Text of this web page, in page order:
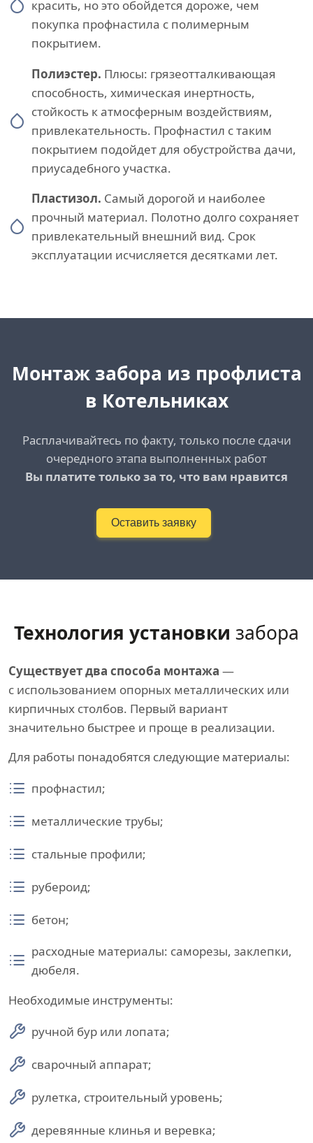
красить, но это обойдется дороже, чем
покупка профнастила с полимерным
покрытием.
Полиэстер. Плюсы: грязеотталкивающая
способность, химическая инертность,
стойкость к атмосферным воздействиям,
привлекательность. Профнастил с таким
покрытием подойдет для обустройства дачи,
приусадебного участка.
Пластизол. Самый дорогой и наиболее
прочный материал. Полотно долго сохраняет
привлекательный внешний вид. Срок
эксплуатации исчисляется десятками лет.
Монтаж забора из профлиста
в Котельниках
Расплачивайтесь по факту, только после сдачи
очередного этапа выполненных работ
Вы платите только за то, что вам нравится
Оставить заявку
Технология установки забора
Существует два способа монтажа —
с использованием опорных металлических или
кирпичных столбов. Первый вариант
значительно быстрее и проще в реализации.
Для работы понадобятся следующие материалы:
профнастил;
металлические трубы;
стальные профили;
рубероид;
бетон;
расходные материалы: саморезы, заклепки,
дюбеля.
Необходимые инструменты:
ручной бур или лопата;
сварочный аппарат;
рулетка, строительный уровень;
деревянные клинья и веревка;